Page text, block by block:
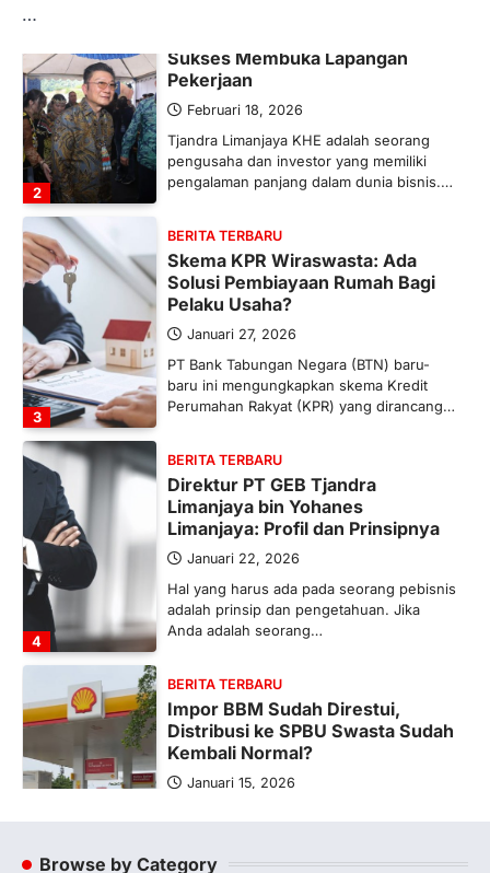
…
2
Sukses Membuka Lapangan
Pekerjaan
Februari 18, 2026
Tjandra Limanjaya KHE adalah seorang
pengusaha dan investor yang memiliki
pengalaman panjang dalam dunia bisnis.…
3
BERITA TERBARU
Skema KPR Wiraswasta: Ada
Solusi Pembiayaan Rumah Bagi
Pelaku Usaha?
Januari 27, 2026
PT Bank Tabungan Negara (BTN) baru-
baru ini mengungkapkan skema Kredit
Perumahan Rakyat (KPR) yang dirancang…
4
BERITA TERBARU
Direktur PT GEB Tjandra
Limanjaya bin Yohanes
Limanjaya: Profil dan Prinsipnya
Januari 22, 2026
Hal yang harus ada pada seorang pebisnis
adalah prinsip dan pengetahuan. Jika
Anda adalah seorang…
BERITA TERBARU
Impor BBM Sudah Direstui,
Distribusi ke SPBU Swasta Sudah
Kembali Normal?
Januari 15, 2026
Browse by Category